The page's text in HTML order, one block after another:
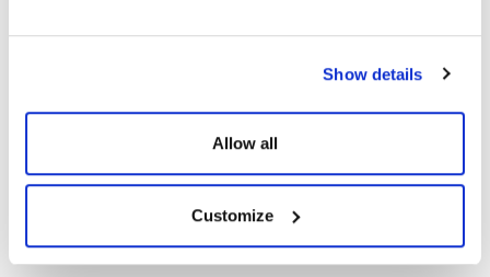
Show details
Allow all
Customize
yanında kültürel ve sosyal sorumluluk projelerine de önem
gelmesi için elimizden gelen her türlü gayreti göstermeye
devam edeceğiz. Bu sporun daha fazla tanıtılması ve hak ettiği
geleceğe taşıma amacıyla adım atan herkese teşekkür